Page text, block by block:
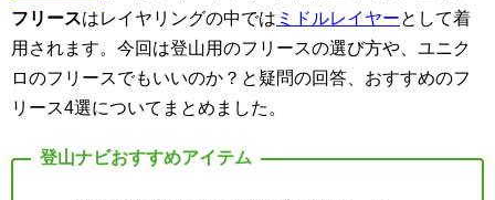
フリースはレイヤリングの中では ミドルレイヤーとして着
用されます。今回は登山用のフリースの選び方や、ユニク
ロのフリースでもいいのか？と疑問の回答、おすすめのフ
リース4選についてまとめました。